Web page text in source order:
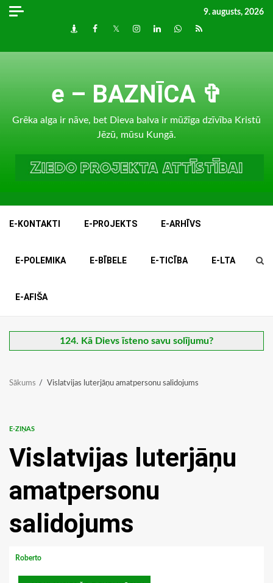
Skip
9. augusts, 2026
DraugiemFacebook
TwitterInstagram
LinkedInwhatsapp
RSS
e – BAZNĪCA ✞
Grēka alga ir nāve, bet Dieva balva ir mūžīga dzīvība Kristū
Jēzū, mūsu Kungā.
E-KONTAKTI E-PROJEKTS E-ARHĪVS
E-POLEMIKA E-BĪBELE E-TICĪBA E-LTA
E-AFIŠA
124. Kā Dievs īsteno savu solījumu?
Sākums Vislatvijas luterjāņu amatpersonu salidojums
E-ZIŅAS
Vislatvijas luterjāņu
amatpersonu
salidojums
Roberto